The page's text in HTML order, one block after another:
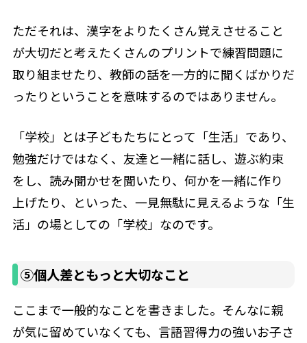
ただそれは、漢字をよりたくさん覚えさせること
が大切だと考えたくさんのプリントで練習問題に
取り組ませたり、教師の話を一方的に聞くばかりだ
ったりということを意味するのではありません。
「学校」とは子どもたちにとって「生活」であり、
勉強だけではなく、友達と一緒に話し、遊ぶ約束
をし、読み聞かせを聞いたり、何かを一緒に作り
上げたり、といった、一見無駄に見えるような「生
活」の場としての「学校」なのです。
⑤個人差ともっと大切なこと
ここまで一般的なことを書きました。そんなに親
が気に留めていなくても、言語習得力の強いお子さ